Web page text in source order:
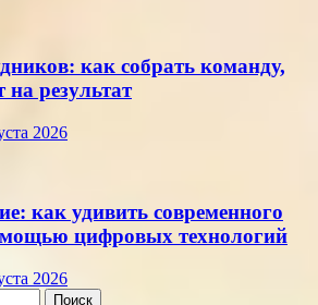
как собрать команду,
на результат
2026
как удивить современного
цифровых технологий
2026